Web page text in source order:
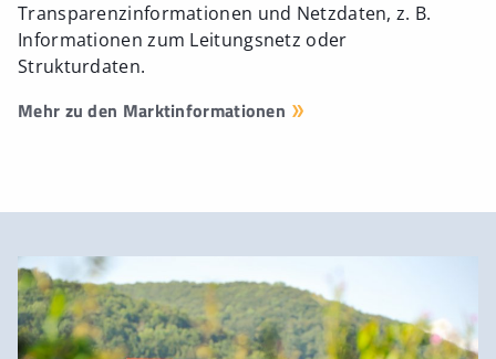
Transparenzinformationen und Netzdaten, z. B.
Informationen zum Leitungsnetz oder
Strukturdaten.
Mehr zu den Marktinformationen